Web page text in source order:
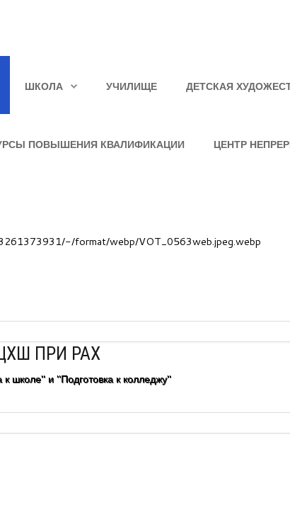
ШКОЛА УЧИЛИЩЕ ДЕТСКАЯ
ПОВЫШЕНИЯ КВАЛИФИКАЦИИ ЦЕНТР
ПРИ РАХ
школе" и "Подготовка к колледжу"